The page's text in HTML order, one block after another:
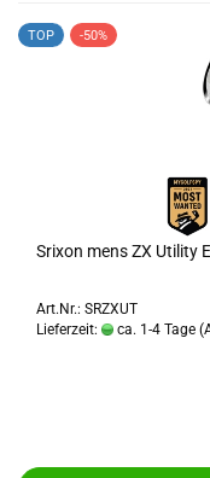
TOP -50%
Srixon mens ZX Utility
Art.Nr.: SRZXUT
Lieferzeit:
ca. 1-4 Tage